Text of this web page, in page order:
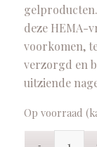
deze HEMA-
voorkomen,
verzorgd en
uitziende
Op voorraad